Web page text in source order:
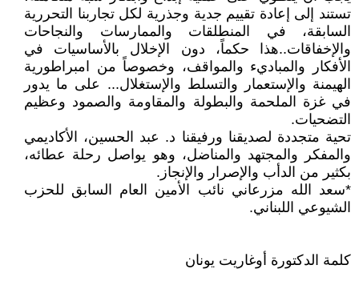
تستند إلى إعادة تقييم جدية وجذرية لكل تجاربنا التحررية
السابقة، في المنطلقات والممارسات والنجاحات
والإخفاقات..هذا حكماً، دون الإخلال بالأساسيات في
الأفكار والمباديء والمواقف، وخصوصاً من امبراطورية
الهيمنة والإستعمار والتسلط والإستغلال... على ما يدور
في غزة الملحمة والبطولة والمقاومة والصمود وعظيم
التضحيات.
تحية متجددة لصديقنا ورفيقنا د. عبد الحسين، الأكاديمي
والمفكر والمجتهد والمناضل، وهو يواصل رحلة عطائه،
بكثير من الدأب والإصرار والإنجاز.
*سعد الله مزرعاني نائب الأمين العام السابق للحزب
الشيوعي اللبناني.
كلمة الدكتورة أوغاريت يونان